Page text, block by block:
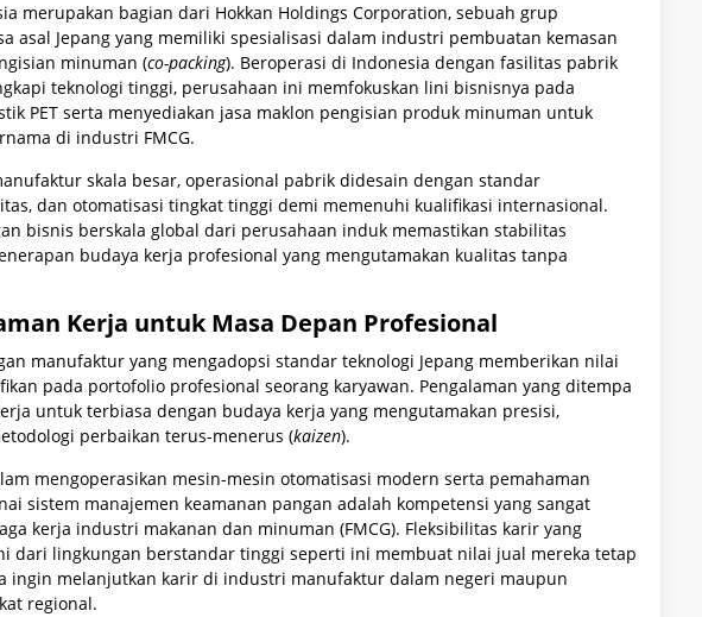
merupakan bagian dari Hokkan Holdings Corporation, sebuah grup
asal Jepang yang memiliki spesialisasi dalam industri pembuatan kemasan
minuman (co-packing). Beroperasi di Indonesia dengan fasilitas pabrik
teknologi tinggi, perusahaan ini memfokuskan lini bisnisnya pada
PET serta menyediakan jasa maklon pengisian produk minuman untuk
di industri FMCG.
skala besar, operasional pabrik didesain dengan standar
dan otomatisasi tingkat tinggi demi memenuhi kualifikasi internasional.
bisnis berskala global dari perusahaan induk memastikan stabilitas
budaya kerja profesional yang mengutamakan kualitas tanpa
Kerja untuk Masa Depan Profesional
manufaktur yang mengadopsi standar teknologi Jepang memberikan nilai
pada portofolio profesional seorang karyawan. Pengalaman yang ditempa
untuk terbiasa dengan budaya kerja yang mengutamakan presisi,
perbaikan terus-menerus (kaizen).
mengoperasikan mesin-mesin otomatisasi modern serta pemahaman
sistem manajemen keamanan pangan adalah kompetensi yang sangat
kerja industri makanan dan minuman (FMCG). Fleksibilitas karir yang
dari lingkungan berstandar tinggi seperti ini membuat nilai jual mereka tetap
ingin melanjutkan karir di industri manufaktur dalam negeri maupun
regional.